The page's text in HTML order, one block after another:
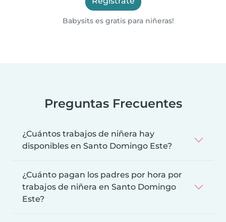
Babysits es gratis para niñeras!
Preguntas Frecuentes
¿Cuántos trabajos de niñera hay
disponibles en Santo Domingo Este?
¿Cuánto pagan los padres por hora por
trabajos de niñera en Santo Domingo
Este?